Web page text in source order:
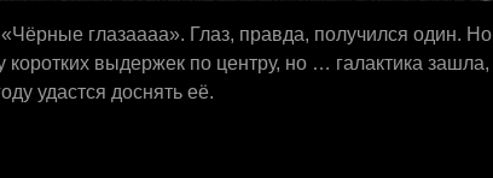
глазаааа». Глаз, правда, получился один. Но
коротких выдержек по центру, но … галактика зашла,
удастся доснять её.